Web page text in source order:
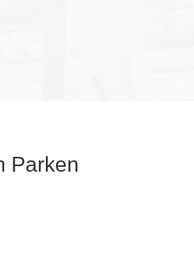
Parken